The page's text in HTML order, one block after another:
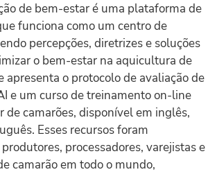
de bem-estar é uma plataforma de
funciona como um centro de
percepções, diretrizes e soluções
o bem-estar na aquicultura de
apresenta o protocolo de avaliação de
e um curso de treinamento on-line
de camarões, disponível em inglês,
Esses recursos foram
processadores, varejistas e
camarão em todo o mundo,